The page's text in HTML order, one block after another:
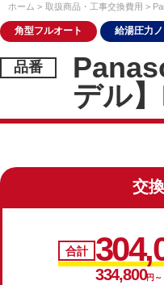
ホーム 取扱商品・工事交換費用
角型フルオート 給湯圧力
デル
交
合計
334,800円～